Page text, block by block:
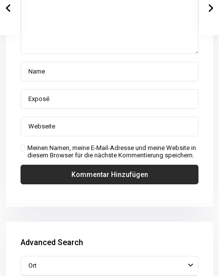
Meinen Namen, meine E-Mail-Adresse und meine Website in
diesem Browser für die nächste Kommentierung speichern.
Advanced Search
Ort